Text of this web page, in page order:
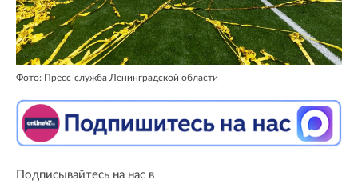
Фото: Пресс-служба Ленинградской области
Подписывайтесь на нас в